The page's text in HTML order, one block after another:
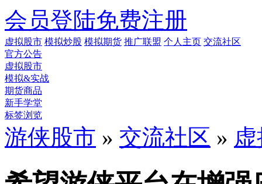
会员登陆免费注册
虚拟股市 模拟炒股 模拟期货 推广联盟 个人主页 交流社区
官方公告
虚拟股市
模拟&实战
期货商品
新手学堂
标签浏览
游侠股市 » 交流社区 »